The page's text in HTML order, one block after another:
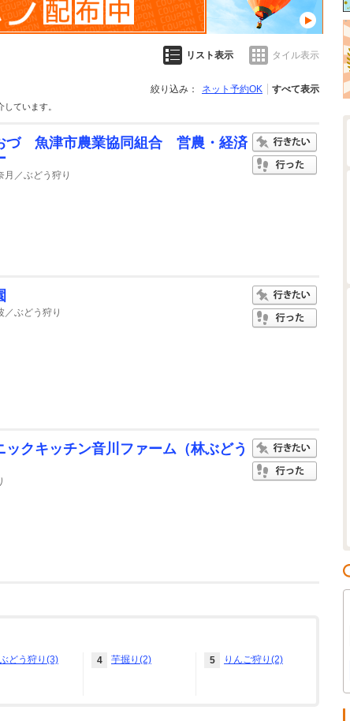
リスト表示 タイル表示
絞り込み： ネット予約OK すべて表示
ています。
づ 魚津市農業協同組合 営農・経済
月／ぶどう狩り
／ぶどう狩り
ックキッチン音川ファーム（林ぶどう
ぶどう狩り(3) 4 芋掘り(2) 5 りんご狩り(2)